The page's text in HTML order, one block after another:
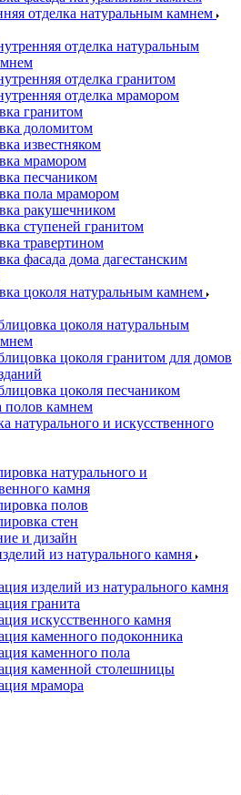
отделка натуральным камнем
отделка натуральным
отделка гранитом
отделка мрамором
гранитом
доломитом
известняком
мрамором
песчаником
пола мрамором
ракушечником
ступеней гранитом
травертином
фасада дома дагестанским
цоколя натуральным камнем
цоколя натуральным
цоколя гранитом для домов
цоколя песчаником
полов камнем
натурального и искусственного
натурального и
камня
полов
стен
и дизайн
из натурального камня
изделий из натурального камня
гранита
искусственного камня
каменного подоконника
каменного пола
каменной столешницы
мрамора